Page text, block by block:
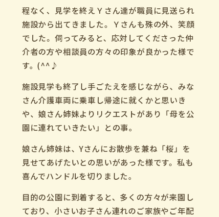
程なく、見学を終えＹさん達が職員に見送られ
施設から出てきました。Ｙさんも殊の外、笑顔
でした。伺ってみると、応対してくださった仲
介者の方や相談員の方々の印象が良かった様で
す。(^^♪
施設見学も終了し手ごたえを感じながら、みな
さん介護車両に乗車し帰途に就くかと思いき
や、娘さん姉妹よりリクエストがあり「母を公
園に連れていきたい」との事。
娘さん姉妹は、Yさんにお散歩を兼ね「桜」を
見せてあげたいとの思いがあった様です。私も
喜んでハンドルを切りました。
目的の公園に到着すると、多くの方々が来園し
ており、小さいお子さん連れのご家族やご年配